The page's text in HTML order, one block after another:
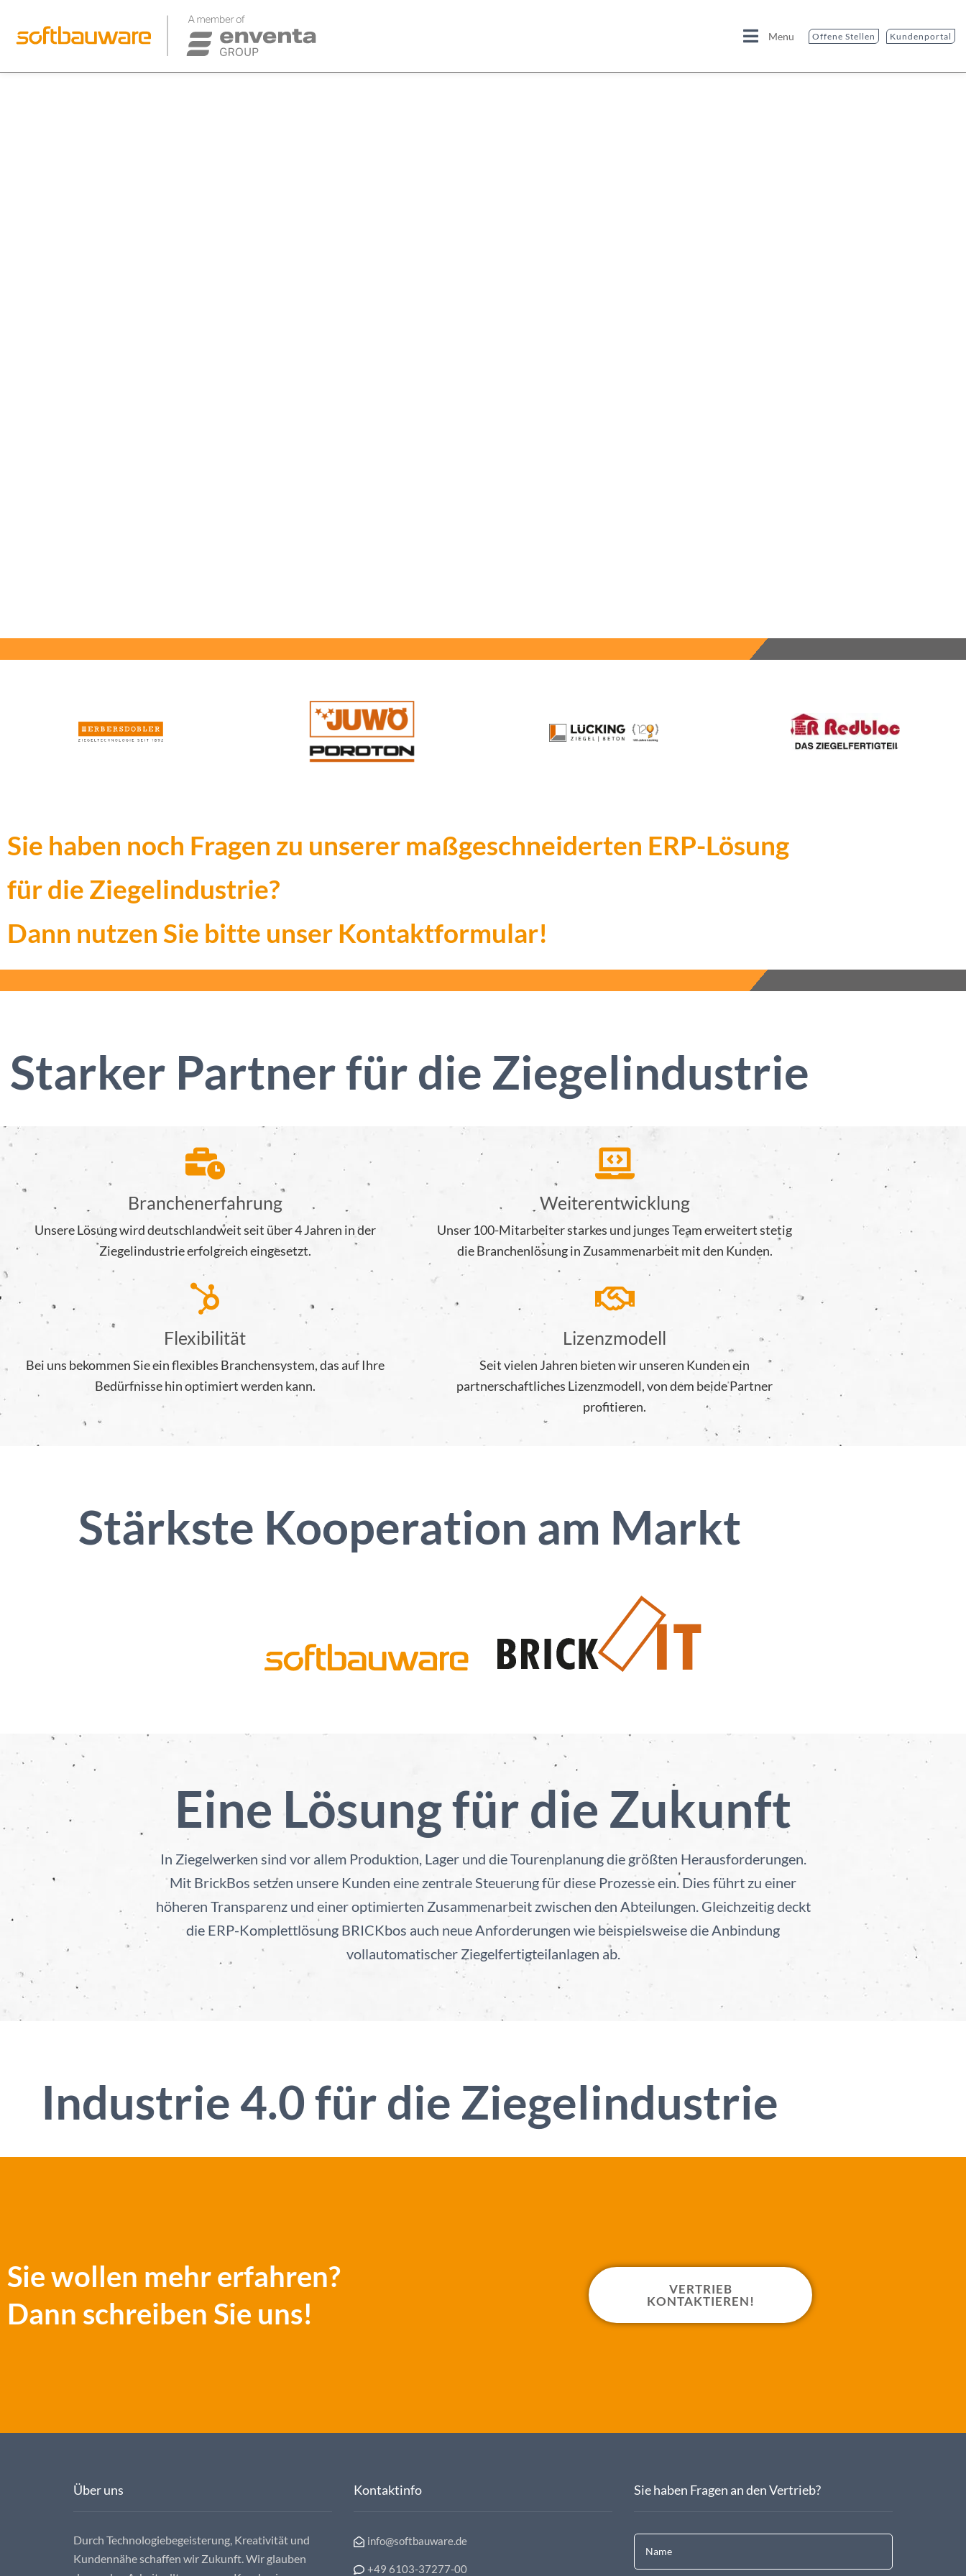
Menu Offene Stellen Kundenportal
Sie haben noch Fragen zu unserer maßgeschneiderten ERP-Lösung
für die Ziegelindustrie?
Dann nutzen Sie bitte unser Kontaktformular!
Starker Partner für die Ziegelindustrie
Branchenerfahrung
Unsere Lösung wird deutschlandweit seit über 4 Jahren in der
Ziegelindustrie erfolgreich eingesetzt.
Flexibilität
Bei uns bekommen Sie ein flexibles Branchensystem, das auf Ihre
Bedürfnisse hin optimiert werden kann.
Weiterentwicklung
Unser 100-Mitarbeiter starkes und junges Team erweitert stetig
die Branchenlösung in Zusammenarbeit mit den Kunden.
Lizenzmodell
Seit vielen Jahren bieten wir unseren Kunden ein
partnerschaftliches Lizenzmodell, von dem beide Partner
profitieren.
Stärkste Kooperation am Markt
Eine Lösung für die Zukunft
In Ziegelwerken sind vor allem Produktion, Lager und die Tourenplanung die größten Herausforderungen.
Mit BrickBos setzen unsere Kunden eine zentrale Steuerung für diese Prozesse ein. Dies führt zu einer
höheren Transparenz und einer optimierten Zusammenarbeit zwischen den Abteilungen. Gleichzeitig deckt
die ERP-Komplettlösung BRICKbos auch neue Anforderungen wie beispielsweise die Anbindung
vollautomatischer Ziegelfertigteilanlagen ab.
Industrie 4.0 für die Ziegelindustrie
Sie wollen mehr erfahren?
Dann schreiben Sie uns!
VERTRIEB
KONTAKTIEREN!
Über uns
Durch Technologiebegeisterung, Kreativität und
Kundennähe schaffen wir Zukunft. Wir glauben
Kontaktinfo
info@softbauware.de
+49 6103-37277-00
Sie haben Fragen an den Vertrieb?